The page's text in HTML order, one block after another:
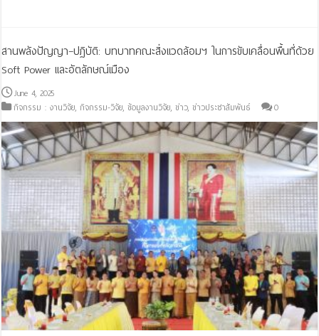
สานพลังปัญญา–ปฏิบัติ: บทบาทคณะสิ่งแวดล้อมฯ ในการขับเคลื่อนพื้นที่ด้วย
Soft Power และอัตลักษณ์เมือง
June 4, 2025
กิจกรรม : งานวิจัย,กิจกรรม-วิจัย,ข้อมูลงานวิจัย,ข่าว,ข่าวประชาสัมพันธ์ 0